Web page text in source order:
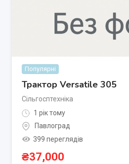
Популярні
Трактор Versatile 305
Сільгосптехніка
1 рік тому
Павлоград
399 переглядів
₴37,000